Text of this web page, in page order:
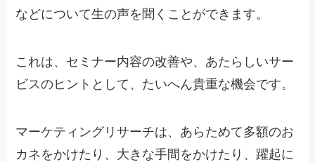
などについて生の声を聞くことができます。
これは、セミナー内容の改善や、あたらしいサー
ビスのヒントとして、たいへん貴重な機会です。
マーケティングリサーチは、あらためて多額のお
カネをかけたり、大きな手間をかけたり、躍起に